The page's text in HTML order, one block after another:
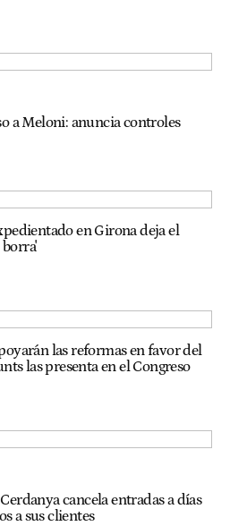
a Meloni: anuncia controles
en Girona deja el
las reformas en favor del
las presenta en el Congreso
cancela entradas a días
a sus clientes